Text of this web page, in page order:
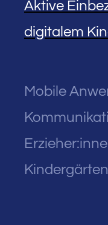
Aktive
digitalem
Mobile